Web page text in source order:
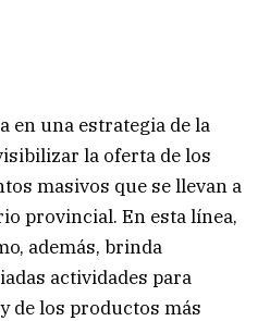
en una estrategia de la
la oferta de los
masivos que se llevan a
provincial. En esta línea,
además, brinda
actividades para
de los productos más